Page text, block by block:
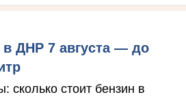
ДНР 7 августа — до
сколько стоит бензин в